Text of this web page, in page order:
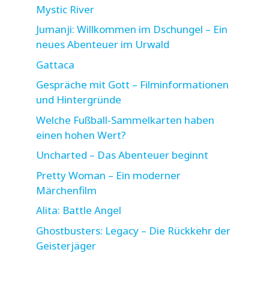
Mystic River
Jumanji: Willkommen im Dschungel – Ein
neues Abenteuer im Urwald
Gattaca
Gespräche mit Gott – Filminformationen
und Hintergründe
Welche Fußball-Sammelkarten haben
einen hohen Wert?
Uncharted – Das Abenteuer beginnt
Pretty Woman – Ein moderner
Märchenfilm
Alita: Battle Angel
Ghostbusters: Legacy – Die Rückkehr der
Geisterjäger